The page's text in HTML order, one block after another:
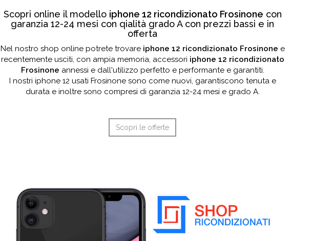
Scopri online il modello iphone 12 ricondizionato Frosinone con
garanzia 12-24 mesi con qialità grado A con prezzi bassi e in
offerta
Nel nostro shop online potrete trovare iphone 12 ricondizionato Frosinone e
recentemente usciti, con ampia memoria, accessori iphone 12 ricondizionato
Frosinone annessi e dall'utilizzo perfetto e performante e garantiti.
I nostri iphone 12 usati Frosinone sono come nuovi, garantiscono tenuta e
durata e inoltre sono compresi di garanzia 12-24 mesi e grado A.
Scopri le offerte